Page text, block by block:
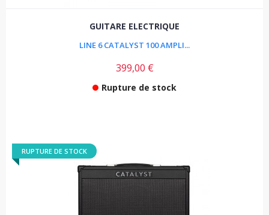
GUITARE ELECTRIQUE
LINE 6 CATALYST 100 AMPLI...
399,00 €
Rupture de stock
RUPTURE DE STOCK